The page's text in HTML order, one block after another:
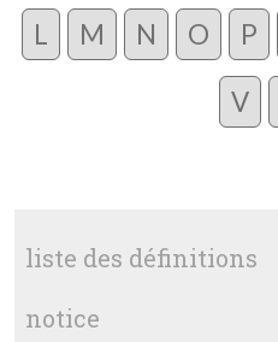
L M N O P
V
liste des définitions
notice